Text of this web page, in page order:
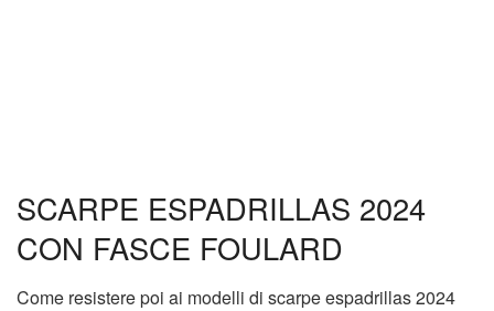
SCARPE ESPADRILLAS 2024
CON FASCE FOULARD
Come resistere poi ai modelli di scarpe espadrillas 2024